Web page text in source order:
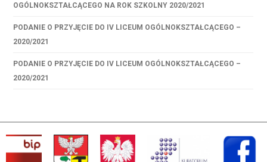
OGÓLNOKSZTAŁCĄCEGO NA ROK SZKOLNY 2020/2021
PODANIE O PRZYJĘCIE DO IV LICEUM OGÓLNOKSZTAŁCĄCEGO –
2020/2021
PODANIE O PRZYJĘCIE DO IV LICEUM OGÓLNOKSZTAŁCĄCEGO –
2020/2021